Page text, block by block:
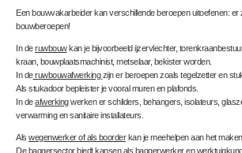
Een bouwvakarbeider kan verschillende beroepen uitoefenen: er
bouwberoepen!
In deruwbouwkan je bijvoorbeeld ijzervlechter,
kraan, bouwplaatsmachinist, metselaar, bekister worden.
In deruwbouwafwerkingzijn er beroepen zoals tegelzetter en
Als stukadoor bepleister je vooral muren en plafonds.
In deafwerkingwerken er schilders, behangers, isolateurs,
verwarming en sanitaire installateurs.
Als wegenwerker of als boorderkan je meehelpen aan het
De baggersectorbiedt kansen als baggerwerker en